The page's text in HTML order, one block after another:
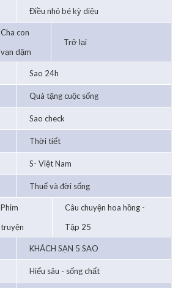
Điều nhỏ bé kỳ diệu
Cha con
vạn dặm
Trở lại
Sao 24h
Quà tặng cuộc sống
Sao check
Thời tiết
S- Việt Nam
Thuế và đời sống
Phim
truyện
Câu chuyện hoa hồng -
Tập 25
KHÁCH SẠN 5 SAO
Hiểu sâu - sống chất